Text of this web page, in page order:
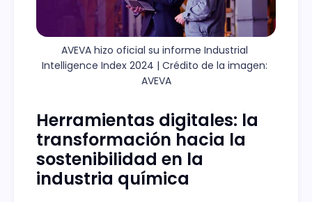
AVEVA hizo oficial su informe Industrial
Intelligence Index 2024 | Crédito de la imagen:
AVEVA
Herramientas digitales: la
transformación hacia la
sostenibilidad en la
industria química